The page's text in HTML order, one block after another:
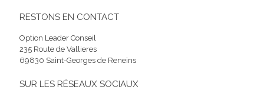
RESTONS EN CONTACT
Option Leader Conseil
235 Route de Vallieres
69830 Saint-Georges de Reneins
SUR LES RÉSEAUX SOCIAUX